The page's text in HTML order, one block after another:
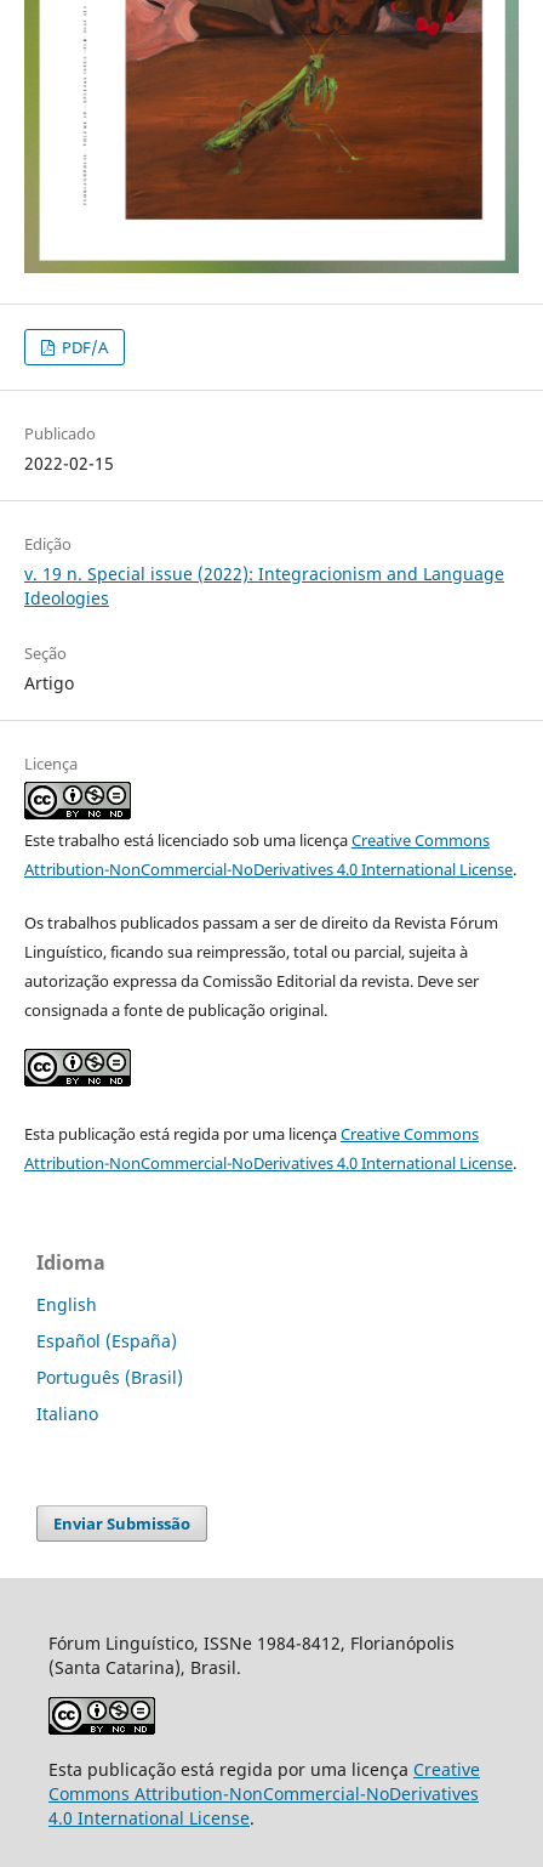
PDF/A
Publicado
2022-02-15
Edição
v. 19 n. Special issue (2022): Integracionism and Language
Ideologies
Seção
Artigo
Licença
Este trabalho está licenciado sob uma licençaCreative Commons
Attribution-NonCommercial-NoDerivatives 4.0 International License.
Os trabalhos publicados passam a ser de direito da Revista Fórum
Linguístico, ficando sua reimpressão, total ou parcial, sujeita à
autorização expressa da Comissão Editorial da revista. Deve ser
consignada a fonte de publicação original.
Esta publicação está regida por uma licençaCreative Commons
Attribution-NonCommercial-NoDerivatives 4.0 International License.
Idioma
English
Español (España)
Português (Brasil)
Italiano
Enviar Submissão
Fórum Linguístico, ISSNe 1984-8412, Florianópolis
(Santa Catarina), Brasil.
Esta publicação está regida por uma licença Creative
Commons Attribution-NonCommercial-NoDerivatives
4.0 International License.